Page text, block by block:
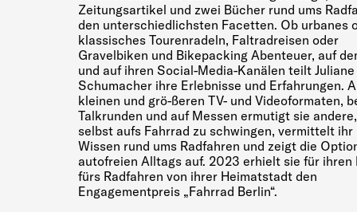
Zeitungsartikel und zwei Bücher rund ums
den unterschiedlichsten Facetten. Ob urbanes
klassisches Tourenradeln, Faltradreisen oder
Gravelbiken und Bikepacking Abenteuer, auf
und auf ihren Social-Media-Kanälen teilt Juliane
Schumacher ihre Erlebnisse und Erfahrungen.
kleinen und grö-ßeren TV- und Videoformaten,
Talkrunden und auf Messen ermutigt sie
selbst aufs Fahrrad zu schwingen, vermittelt
Wissen rund ums Radfahren und zeigt die
autofreien Alltags auf. 2023 erhielt sie für ihren
fürs Radfahren von ihrer Heimatstadt den
Engagementpreis „Fahrrad Berlin“.